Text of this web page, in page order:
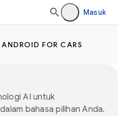
Masuk
ANDROID FOR CARS
AI untuk
bahasa pilihan Anda.